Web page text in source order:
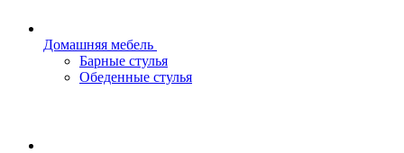
Домашняя мебель
Барные стулья
Обеденные стулья